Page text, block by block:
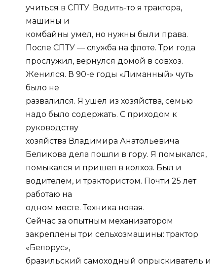
учиться в СПТУ. Водить-то я трактора,
машины и
комбайны умел, но нужны были права.
После СПТУ — служба на флоте. Три года
прослужил, вернулся домой в совхоз.
Женился. В 90-е годы «Лиманный» чуть
было не
развалился. Я ушел из хозяйства, семью
надо было содержать. С приходом к
руководству
хозяйства Владимира Анатольевича
Беликова дела пошли в гору. Я помыкался,
помыкался и пришел в колхоз. Был и
водителем, и трактористом. Почти 25 лет
работаю на
одном месте. Техника новая.
Сейчас за опытным механизатором
закреплены три сельхозмашины: трактор
«Белорус»,
бразильский самоходный опрыскиватель и